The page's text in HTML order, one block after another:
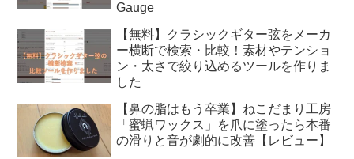
Gauge
【無料】クラシックギター弦をメーカ
ー横断で検索・比較！素材やテンショ
ン・太さで絞り込めるツールを作りま
した
【鼻の脂はもう卒業】ねこだまり工房
「蜜蝋ワックス」を爪に塗ったら本番
の滑りと音が劇的に改善【レビュー】